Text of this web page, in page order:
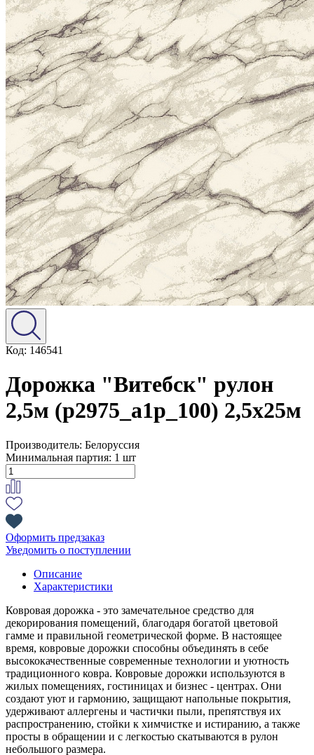
Код: 146541
Дорожка "Витебск" рулон
2,5м (p2975_a1p_100) 2,5х25м
Производитель: Белоруссия
Минимальная партия: 1 шт
Оформить предзаказ
Уведомить о поступлении
Описание
Характеристики
Ковровая дорожка - это замечательное средство для
декорирования помещений, благодаря богатой цветовой
гамме и правильной геометрической форме. В настоящее
время, ковровые дорожки способны объединять в себе
высококачественные современные технологии и уютность
традиционного ковра. Ковровые дорожки используются в
жилых помещениях, гостиницах и бизнес - центрах. Они
создают уют и гармонию, защищают напольные покрытия,
удерживают аллергены и частички пыли, препятствуя их
распространению, стойки к химчистке и истиранию, а также
просты в обращении и с легкостью скатываются в рулон
небольшого размера.